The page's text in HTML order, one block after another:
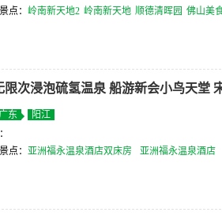
点： 岭南新天地2 岭南新天地 顺德清晖园 佛山美
限次浸泡硫氢温泉 船游新会小鸟天堂
东
阳江
点： 亚洲福永温泉酒店双床房 亚洲福永温泉酒店